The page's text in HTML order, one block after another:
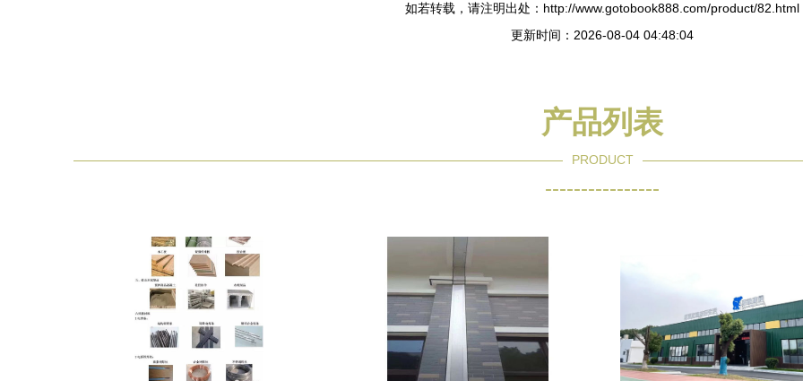
如若转载，请注明出处：http://www.gotobook888.com/product/82.html
更新时间：2026-08-04 04:48:04
产品列表
PRODUCT
----------------